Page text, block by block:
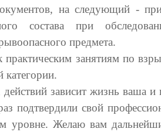
на следующий -
состава при
предмета.
занятиям по
зависит жизнь ваша
подтвердили свой
уровне. Желаю вам